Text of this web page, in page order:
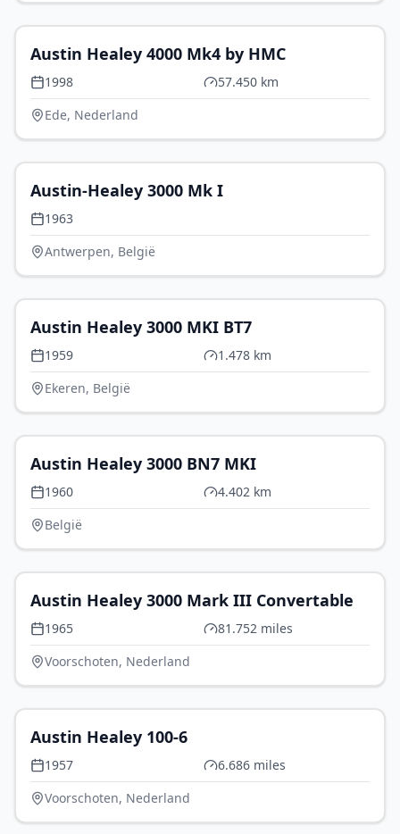
Austin Healey 4000 Mk4 by HMC
1998
57.450 km
Ede, Nederland
Austin-Healey 3000 Mk I
1963
Antwerpen, België
Austin Healey 3000 MKI BT7
1959
1.478 km
Ekeren, België
Austin Healey 3000 BN7 MKI
1960
4.402 km
België
Austin Healey 3000 Mark III Convertable
1965
81.752 miles
Voorschoten, Nederland
Austin Healey 100-6
1957
6.686 miles
Voorschoten, Nederland